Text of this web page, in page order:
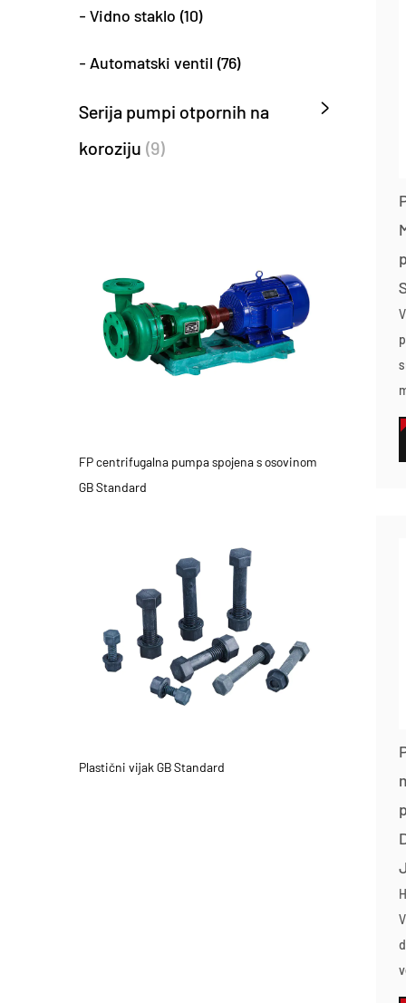
- Vidno staklo (10)
- Automatski ventil (76)
Serija pumpi otpornih na
koroziju (9)
FP centrifugalna pumpa spojena s osovinom
GB Standard
Plastični vijak GB Standard